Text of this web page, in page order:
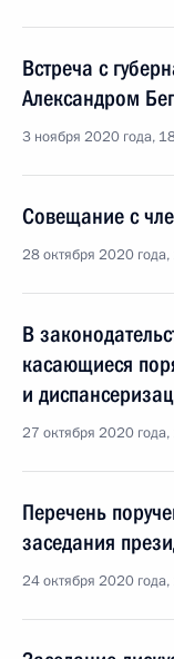
Встреча с
Александром
3 ноября 2020 года,
Совещание с
28 октября 2020
В
касающиеся
и
27 октября 2020
Перечень
заседания
24 октября 2020